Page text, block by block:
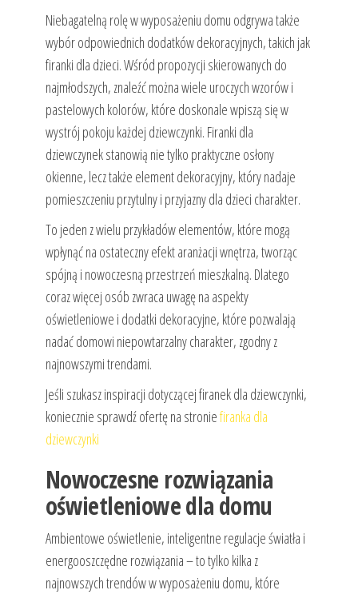
Niebagatelną rolę w wyposażeniu domu odgrywa także
wybór odpowiednich dodatków dekoracyjnych, takich jak
firanki dla dzieci. Wśród propozycji skierowanych do
najmłodszych, znaleźć można wiele uroczych wzorów i
pastelowych kolorów, które doskonale wpiszą się w
wystrój pokoju każdej dziewczynki. Firanki dla
dziewczynek stanowią nie tylko praktyczne osłony
okienne, lecz także element dekoracyjny, który nadaje
pomieszczeniu przytulny i przyjazny dla dzieci charakter.
To jeden z wielu przykładów elementów, które mogą
wpłynąć na ostateczny efekt aranżacji wnętrza, tworząc
spójną i nowoczesną przestrzeń mieszkalną. Dlatego
coraz więcej osób zwraca uwagę na aspekty
oświetleniowe i dodatki dekoracyjne, które pozwalają
nadać domowi niepowtarzalny charakter, zgodny z
najnowszymi trendami.
Jeśli szukasz inspiracji dotyczącej firanek dla dziewczynki,
koniecznie sprawdź ofertę na stroniefiranka dla
dziewczynki
Nowoczesne rozwiązania
oświetleniowe dla domu
Ambientowe oświetlenie, inteligentne regulacje światła i
energooszczędne rozwiązania – to tylko kilka z
najnowszych trendów w wyposażeniu domu, które